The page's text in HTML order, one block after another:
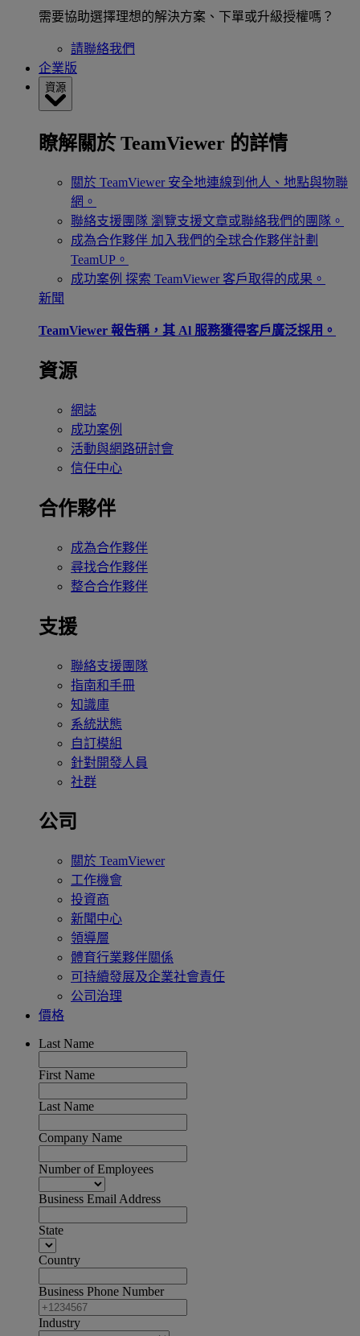
需要協助選擇理想的解決方案、下單或升級授權嗎？
請聯絡我們
企業版
資源
瞭解關於 TeamViewer 的詳情
關於 TeamViewer 安全地連線到他人、地點與物聯
網。
聯絡支援團隊 瀏覽支援文章或聯絡我們的團隊。
成為合作夥伴 加入我們的全球合作夥伴計劃
TeamUP。
成功案例 探索 TeamViewer 客戶取得的成果。
新聞
TeamViewer 報告稱，其 Al 服務獲得客戶廣泛採用。
資源
網誌
成功案例
活動與網路研討會
信任中心
合作夥伴
成為合作夥伴
尋找合作夥伴
整合合作夥伴
支援
聯絡支援團隊
指南和手冊
知識庫
系統狀態
自訂模組
針對開發人員
社群
公司
關於 TeamViewer
工作機會
投資商
新聞中心
領導層
體育行業夥伴關係
可持續發展及企業社會責任
公司治理
價格
Last Name
First Name
Last Name
Company Name
Number of Employees
Business Email Address
State
Country
Business Phone Number
Industry